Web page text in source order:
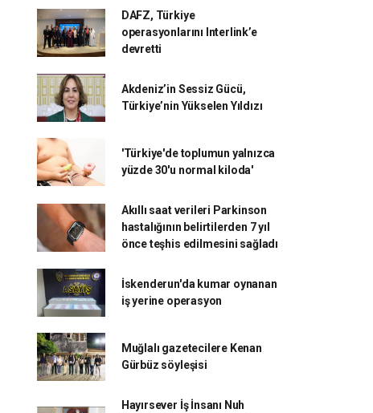
DAFZ, Türkiye
operasyonlarını Interlink’e
devretti
Akdeniz’in Sessiz Gücü,
Türkiye’nin Yükselen Yıldızı
'Türkiye'de toplumun yalnızca
yüzde 30'u normal kiloda'
Akıllı saat verileri Parkinson
hastalığının belirtilerden 7 yıl
önce teşhis edilmesini sağladı
İskenderun'da kumar oynanan
iş yerine operasyon
Muğlalı gazetecilere Kenan
Gürbüz söyleşisi
Hayırsever İş İnsanı Nuh